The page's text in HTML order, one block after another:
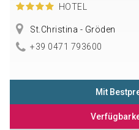
HOTEL
St.Christina - Gröden
+39 0471 793600
Mit